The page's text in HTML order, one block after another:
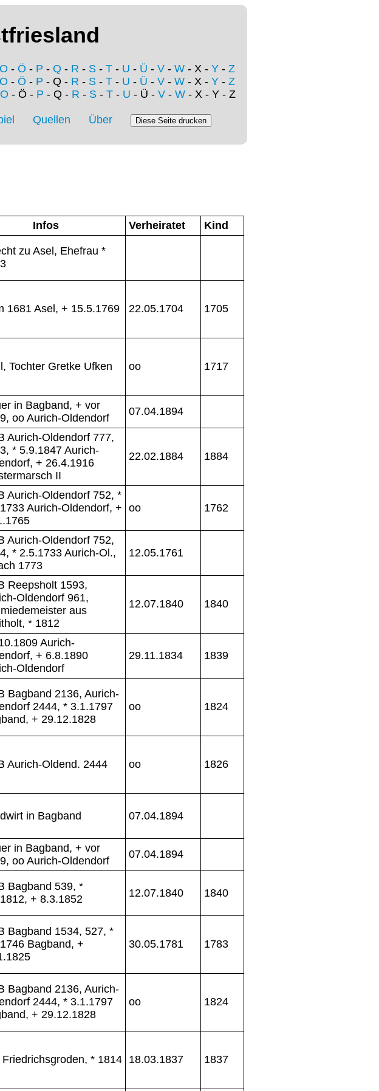
O - Ö - P - Q - R - S - T - U - Ü - V - W - X - Y - Z
O - Ö - P - Q - R - S - T - U - Ü - V - W - X - Y - Z
O - Ö - P - Q - R - S- T- U - Ü - V- W- X - Y - Z
Quellen Über
Infos Verheiratet
Kind
zu Asel, Ehefrau *
1681 Asel, + 15.5.1769 22.05.1704 1705
Tochter Gretke Ufken oo 1717
in Bagband, + vor
oo Aurich-Oldendorf
07.04.1894
Aurich-Oldendorf 777,
* 5.9.1847 Aurich-
+ 26.4.1916
II
22.02.1884 1884
Aurich-Oldendorf 752, *
Aurich-Oldendorf, + oo 1762
Aurich-Oldendorf 752,
* 2.5.1733 Aurich-Ol.,
1773
12.05.1761
Reepsholt 1593,
Oldendorf 961,
aus
* 1812
12.07.1840 1840
Aurich-
+ 6.8.1890
Oldendorf
29.11.1834 1839
Bagband 2136, Aurich-
2444, * 3.1.1797
+ 29.12.1828
oo 1824
Aurich-Oldend. 2444 oo 1826
in Bagband 07.04.1894
in Bagband, + vor
oo Aurich-Oldendorf
07.04.1894
Bagband 539, *
+ 8.3.1852
12.07.1840 1840
Bagband 1534, 527, *
Bagband, +
30.05.1781 1783
Bagband 2136, Aurich-
2444, * 3.1.1797
+ 29.12.1828
oo 1824
Friedrichsgroden, * 1814 18.03.1837 1837